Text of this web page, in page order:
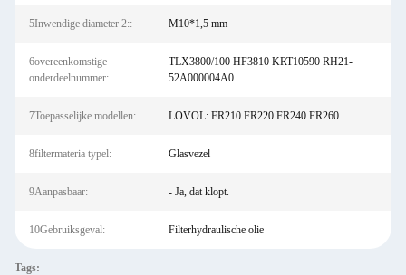
5Inwendige diameter 2:: M10*1,5 mm
6overeenkomstige
onderdeelnummer:
TLX3800/100 HF3810 KRT10590 RH21-
52A000004A0
7Toepasselijke modellen: LOVOL: FR210 FR220 FR240 FR260
8filtermateria typel: Glasvezel
9Aanpasbaar: - Ja, dat klopt.
10Gebruiksgeval: Filterhydraulische olie
Tags: